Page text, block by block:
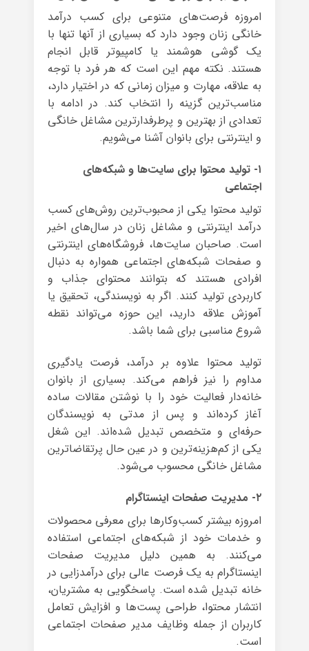
امروزه فرصت‌های متنوعی برای کسب درآمد
خانگی زنان وجود دارد که بسیاری از آنها تنها با
یک گوشی هوشمند یا کامپیوتر قابل انجام
هستند. نکته مهم این است که هر فرد با توجه
به علاقه، مهارت و میزان زمانی که در اختیار دارد،
مناسب‌ترین گزینه را انتخاب کند. در ادامه با
تعدادی از بهترین و پرطرفدارترین مشاغل خانگی
و اینترنتی برای بانوان آشنا می‌شویم.
۱- تولید محتوا برای سایت‌ها و شبکه‌های
اجتماعی
تولید محتوا یکی از محبوب‌ترین روش‌های کسب
درآمد اینترنتی و مشاغل زنان در سال‌های اخیر
است. صاحبان سایت‌ها، فروشگاه‌های اینترنتی
و صفحات شبکه‌های اجتماعی همواره به دنبال
افرادی هستند که بتوانند محتوای جذاب و
کاربردی تولید کنند. اگر به نویسندگی، تحقیق یا
آموزش علاقه دارید، این حوزه می‌تواند نقطه
شروع مناسبی برای شما باشد.
تولید محتوا علاوه بر درآمد، فرصت یادگیری
مداوم را نیز فراهم می‌کند. بسیاری از بانوان
خانه‌دار فعالیت خود را با نوشتن مقالات ساده
آغاز کرده‌اند و پس از مدتی به نویسندگان
حرفه‌ای و متخصص تبدیل شده‌اند. این شغل
یکی از کم‌هزینه‌ترین و در عین حال پرتقاضاترین
مشاغل خانگی محسوب می‌شود.
۲- مدیریت صفحات اینستاگرام
امروزه بیشتر کسب‌وکارها برای معرفی محصولات
و خدمات خود از شبکه‌های اجتماعی استفاده
می‌کنند. به همین دلیل مدیریت صفحات
اینستاگرام به یک فرصت عالی برای درآمدزایی در
خانه تبدیل شده است. پاسخگویی به مشتریان،
انتشار محتوا، طراحی پست‌ها و افزایش تعامل
کاربران از جمله وظایف مدیر صفحات اجتماعی
است.